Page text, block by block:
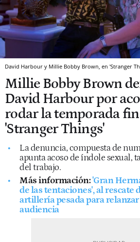
David Harbour y Millie Bobby Brown, en 'Stranger
Millie Bobby Brown
David Harbour por
rodar la temporada
'Stranger Things'
La denuncia, compuesta de
apunta acoso de índole sexual,
del trabajo.
Más información:'Gran
de las tentaciones', al rescate
artillería pesada para relanzar
audiencia